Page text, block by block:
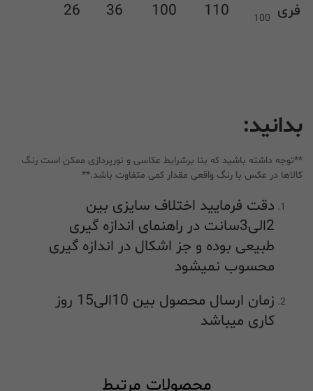
فری
100
110
100
36
26
بدانید:
**توجه داشته باشید که بنا برشرایط عکاسی و نورپردازی ممکن است رنگ
کالاها در عکس با رنگ واقعی مقدار کمی متفاوت باشد.**
دقت فرمایید اختلاف سایزی بین
2الی3سانت در راهنمای اندازه گیری
طبیعی بوده و جز اشکال در اندازه گیری
محسوب نمیشود
زمان ارسال محصول بین 10الی15 روز
کاری میباشد
محصولات مرتبط